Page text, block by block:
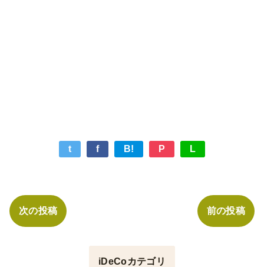
t f B! P L
次の投稿 前の投稿
iDeCoカテゴリ